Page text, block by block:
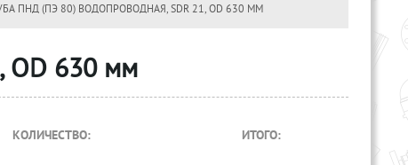
ПНД (ПЭ 80) ВОДОПРОВОДНАЯ, SDR 21, OD 630 ММ
OD 630 мм
КОЛИЧЕСТВО: ИТОГО: